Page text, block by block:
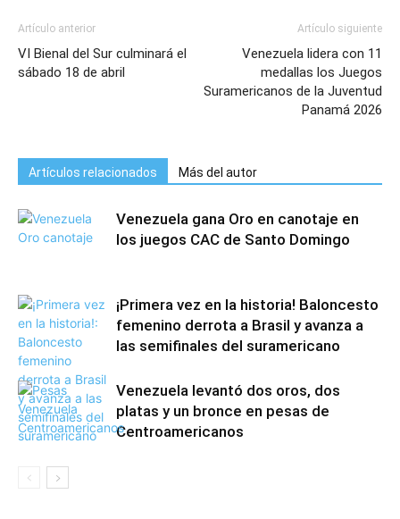
Artículo anterior
VI Bienal del Sur culminará el
sábado 18 de abril
Artículo siguiente
Venezuela lidera con 11
medallas los Juegos
Suramericanos de la Juventud
Panamá 2026
Artículos relacionados Más del autor
Venezuela gana Oro en canotaje en
los juegos CAC de Santo Domingo
¡Primera vez en la historia! Baloncesto
femenino derrota a Brasil y avanza a
las semifinales del suramericano
Venezuela levantó dos oros, dos
platas y un bronce en pesas de
Centroamericanos